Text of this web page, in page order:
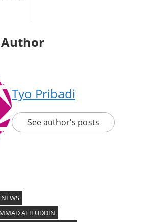
Tyo Pribadi
See author's posts
AFIFUDDIN